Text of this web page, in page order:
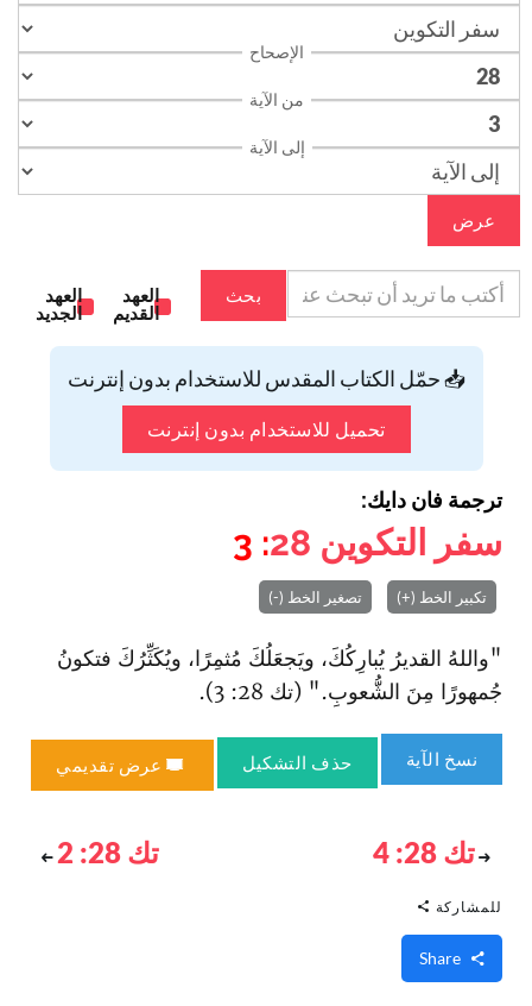
الإصحاح
من الآية
إلى الآية
عرض
بحث
العهد
القديم
العهد
الجديد
📥 حمّل الكتاب المقدس للاستخدام بدون إنترنت
تحميل للاستخدام بدون إنترنت
ترجمة فان دايك:
سفر التكوين 28
: 3
تكبير الخط (+) تصغير الخط (-)
"واللهُ القديرُ يُبارِكُكَ، ويَجعَلُكَ مُثمِرًا، ويُكَثِّرُكَ فتكونُ
جُمهورًا مِنَ الشُّعوبِ." (تك 28: 3).
نسخ الآية حذف التشكيل عرض تقديمي
تك 28: 4 تك 28: 2
للمشاركة